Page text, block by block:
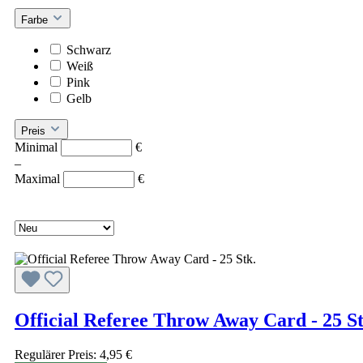
Farbe
Schwarz
Weiß
Pink
Gelb
Preis
Minimal
€
–
Maximal
€
Official Referee Throw Away Card - 25
Regulärer Preis: 4,95 €